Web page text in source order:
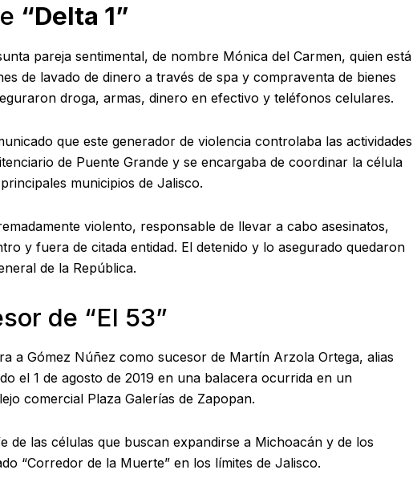
“Delta 1”
pareja sentimental, de nombre Mónica del Carmen, quien está
de lavado de dinero a través de spa y compraventa de bienes
droga, armas, dinero en efectivo y teléfonos celulares.
que este generador de violencia controlaba las actividades
de Puente Grande y se encargaba de coordinar la célula
municipios de Jalisco.
violento, responsable de llevar a cabo asesinatos,
y fuera de citada entidad. El detenido y lo asegurado quedaron
de la República.
de “El 53”
a Gómez Núñez como sucesor de Martín Arzola Ortega, alias
el 1 de agosto de 2019 en una balacera ocurrida en un
comercial Plaza Galerías de Zapopan.
de las células que buscan expandirse a Michoacán y de los
“Corredor de la Muerte” en los límites de Jalisco.